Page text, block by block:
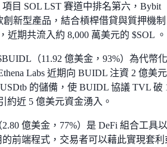
項目 SOL LST 賽道中排名第六，Bybit
創新型產品，結合槓桿借貸與質押機
近期共流入約 8,000 萬美元的 $SOL 。
（11.92 億美金，93%）為代幣
Labs 近期向 BUIDL 注資 2 億美
的儲備，使 BUIDL 協議 TVL 破
約近 5 億美元資金湧入。
2.80 億美金，77%）是 DeFi 組合工具
的前端程式，交易者可以藉此實現套利